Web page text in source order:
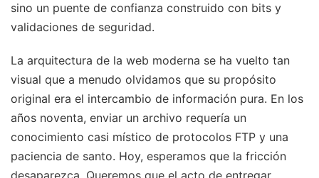
sino un puente de confianza construido con bits y
validaciones de seguridad.
La arquitectura de la web moderna se ha vuelto tan
visual que a menudo olvidamos que su propósito
original era el intercambio de información pura. En los
años noventa, enviar un archivo requería un
conocimiento casi místico de protocolos FTP y una
paciencia de santo. Hoy, esperamos que la fricción